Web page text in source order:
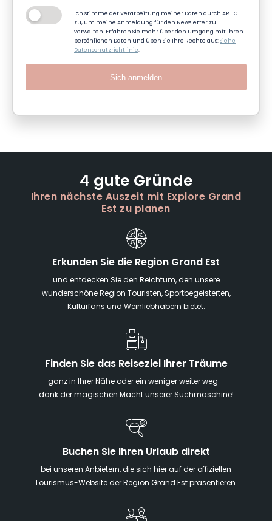
Ich stimme der Verarbeitung meiner Daten durch ART GE
zu, um meine Anmeldung für den Newsletter zu
verwalten. Erfahren Sie mehr über den Umgang mit Ihren
persönlichen Daten und üben Sie Ihre Rechte aus:Siehe
Datenschutzrichtlinie.
Sich anmelden
4 gute Gründe
Ihren nächste Auszeit mit Explore Grand
Est zu planen
Erkunden Sie die Region Grand Est
und entdecken Sie den Reichtum, den unsere
wunderschöne Region Touristen, Sportbegeisterten,
Kulturfans und Weinliebhabern bietet.
Finden Sie das Reiseziel Ihrer Träume
ganz in Ihrer Nähe oder ein weniger weiter weg -
dank der magischen Macht unserer Suchmaschine!
Buchen Sie Ihren Urlaub direkt
bei unseren Anbietern, die sich hier auf der offiziellen
Tourismus-Website der Region Grand Est präsentieren.